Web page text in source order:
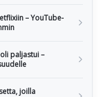
– YouTube-
paljastui –
joilla